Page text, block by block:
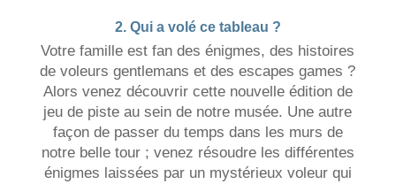
2. Qui a volé ce tableau ?
Votre famille est fan des énigmes, des histoires
de voleurs gentlemans et des escapes games ?
Alors venez découvrir cette nouvelle édition de
jeu de piste au sein de notre musée. Une autre
façon de passer du temps dans les murs de
notre belle tour ; venez résoudre les différentes
énigmes laissées par un mystérieux voleur qui